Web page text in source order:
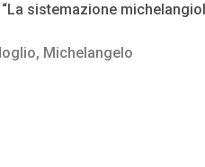
“La sistemazione
, Michelangelo